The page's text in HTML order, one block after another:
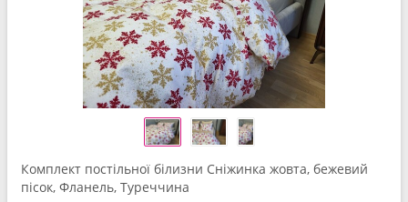
Комплект постільної білизни Сніжинка жовта, бежевий
пісок, Фланель, Туреччина